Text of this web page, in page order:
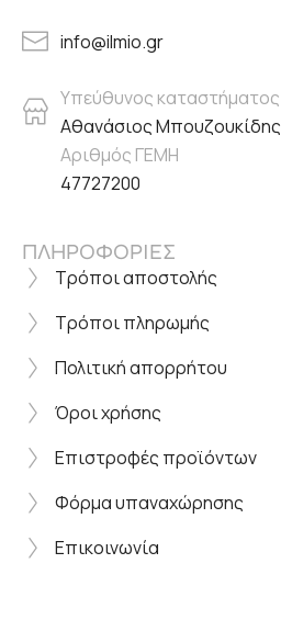
info@ilmio.gr
Υπεύθυνος καταστήματος
Αθανάσιος Μπουζουκίδης
Αριθμός ΓΕΜΗ
47727200
ΠΛΗΡΟΦΟΡΙΕΣ
Τρόποι αποστολής
Τρόποι πληρωμής
Πολιτική απορρήτου
Όροι χρήσης
Επιστροφές προϊόντων
Φόρμα υπαναχώρησης
Επικοινωνία